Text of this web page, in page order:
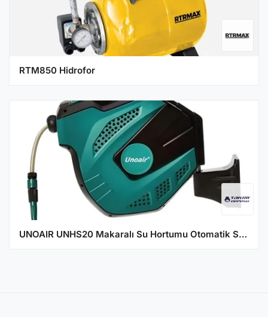
RTM850 Hidrofor
UNOAIR UNHS20 Makaralı Su Hortumu Otomatik Sarımlı Bahçe Hortumu 20 + 2 Metre